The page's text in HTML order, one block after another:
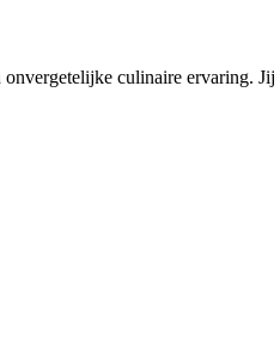
culinaire ervaring.